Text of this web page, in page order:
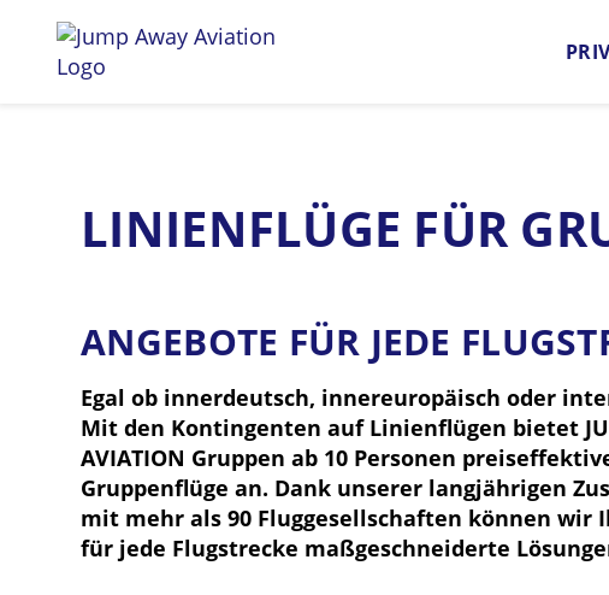
LINIENFLÜGE FÜR
ANGEBOTE FÜR JEDE
Egal ob innerdeutsch, innereuropäisch oder
Mit den Kontingenten auf Linienflügen bietet
AVIATION Gruppen ab 10 Personen
Gruppenflüge an. Dank unserer langjährigen
mit mehr als 90 Fluggesellschaften können wir
für jede Flugstrecke maßgeschneiderte